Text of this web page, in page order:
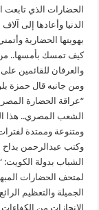
الحضارات الذي تابعت
الدنيا وأعادها إلى
بهويتها الحضارية
كيف تمسك بأمسها..
والعرفان للقائمين
ومن جانبه قال حمزة
“عراقة الحضارة
الشعب المصري.. هذا
ومتنوعة وممتدة
وكتب عبدالرحمن بداح
الشباب بدولة الكويت:
لمتحف الحضارات
الجميلة والتعظيم
الإنجازات من